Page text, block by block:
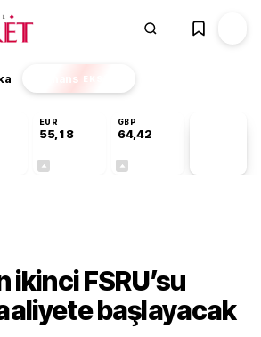
Finans EKSTRA
EUR
55,18
GBP
64,42
ikinci FSRU’su
başlayacak